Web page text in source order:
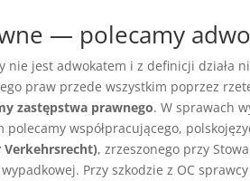
— polecamy
nie jest adwokatem i z definicji działa
praw przede wszystkim poprzez
zastępstwa prawnego. W sprawach
współpracującego,
, zrzeszonego przy
Przy szkodzie z OC